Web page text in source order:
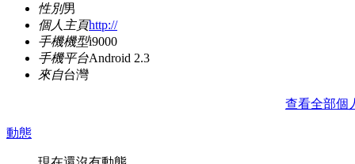
性別男
個人主頁http://
手機機型i9000
手機平台Android 2.3
來自台灣
查看全部個
動態